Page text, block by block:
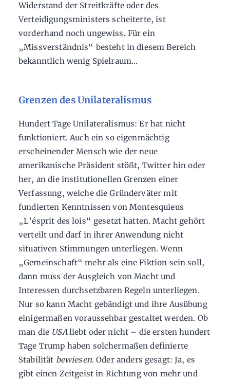
Widerstand der Streitkräfte oder des
Verteidigungsministers scheiterte, ist
vorderhand noch ungewiss. Für ein
„Missverständnis“ besteht in diesem Bereich
bekanntlich wenig Spielraum…
Grenzen des Unilateralismus
Hundert Tage Unilateralismus: Er hat nicht
funktioniert. Auch ein so eigenmächtig
erscheinender Mensch wie der neue
amerikanische Präsident stößt, Twitter hin oder
her, an die institutionellen Grenzen einer
Verfassung, welche die Gründerväter mit
fundierten Kenntnissen von Montesquieus
„L’ésprit des lois“ gesetzt hatten. Macht gehört
verteilt und darf in ihrer Anwendung nicht
situativen Stimmungen unterliegen. Wenn
„Gemeinschaft“ mehr als eine Fiktion sein soll,
dann muss der Ausgleich von Macht und
Interessen durchsetzbaren Regeln unterliegen.
Nur so kann Macht gebändigt und ihre Ausübung
einigermaßen voraussehbar gestaltet werden. Ob
man die USAliebt oder nicht – die ersten hundert
Tage Trump haben solchermaßen definierte
Stabilität bewiesen. Oder anders gesagt: Ja, es
gibt einen Zeitgeist in Richtung von mehr und